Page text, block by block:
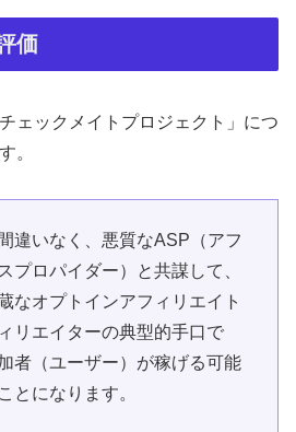
価
ェックメイトプロジェクト」につ
。
違いなく、悪質なASP（アフ
プロパイダー）と共謀して、
なオプトインアフィリエイト
リエイターの典型的手口で
者（ユーザー）が稼げる可能
とになります。